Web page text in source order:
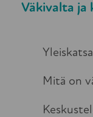
Väkivalta ja
Mitä on